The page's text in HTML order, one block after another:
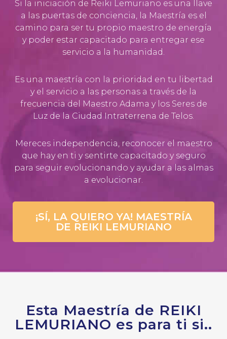
Si la iniciación de Reiki Lemuriano es una llave
a las puertas de conciencia, la Maestría es el
camino para ser tu propio maestro de energía
y poder estar capacitado para entregar ese
servicio a la humanidad.
Es una maestría con la prioridad en tu libertad
y el servicio a las personas a través de la
frecuencia del Maestro Adama y los Seres de
Luz de la Ciudad Intraterrena de Telos.
Mereces independencia, reconocer el maestro
que hay en ti y sentirte capacitado y seguro
para seguir evolucionando y ayudar a las almas
a evolucionar.
¡SÍ, LA QUIERO YA! MAESTRÍA
DE REIKI LEMURIANO
Esta Maestría de REIKI
LEMURIANO es para ti si..